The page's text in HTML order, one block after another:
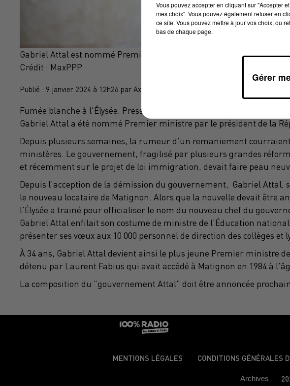
Gabriel Attal est nommé Premier Ministre
Crédit : MaxPPP
Publié : 9 janvier 2024 à 12h26 par Axel Mahrouga
Fumée blanche à l'Élysée. Pressenti depuis hier soir, après la
GabrielAttal a été nommé Premier ministre par le président de la
Depuis plusieurs semaines, la rumeur d'un remaniement courraient
ministères. Le gouvernement, fragilisé par plusieurs grandes
et récemment sur le projet de loi immigration, devait faire peau
Depuis l'acception de la démission du gouvernement, GabrielAttal,
le nouveau locataire de Matignon. Alors que la nouvelle devait être
l'Élysée a trainé pour officialiser le nom du nouveau chef du
GabrielAttal enfilait son costume de ministre de l'Éducation
présenter ses vœux aux 10 000 personnel de direction des collèges et
À 34 ans, GabrielAttal devient ainsi le plus jeune Premier ministre
détenu par Laurent Fabius qui avait accédé à Matignon en 1984 à
La composition du "gouvernement Attal" doit être annoncée
MENTIONS LÉGALES CONDITIONS GÉNÉRALES
Archives
Vous pouvez accepter en cliquant sur "Accepter
mes choix". Vous pouvez également refuser en
ce site. Vous pouvez mettre à jour vos choix, ou
bas de chaque page.
Gérer